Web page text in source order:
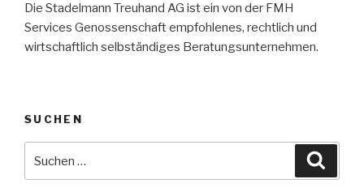
Die Stadelmann Treuhand AG ist ein von der FMH
Services Genossenschaft empfohlenes, rechtlich und
wirtschaftlich selbständiges Beratungsunternehmen.
SUCHEN
nach: